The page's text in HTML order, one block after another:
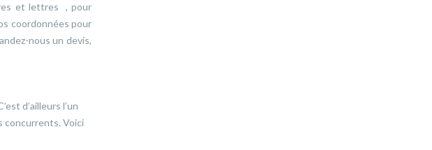
et lettres , pour
coordonnées pour
nous un devis,
d’ailleurs l’un
concurrents. Voici